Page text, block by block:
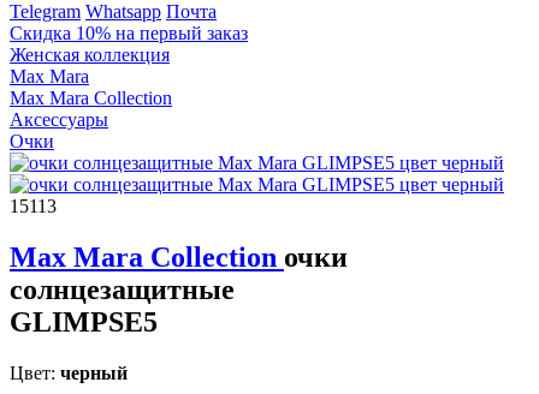
Telegram Whatsapp Почта
Скидка 10% на первый заказ
Женская коллекция
Max Mara
Max Mara Collection
Аксессуары
Очки
15113
Max Mara Collection очки
солнцезащитные
GLIMPSE5
Цвет: черный